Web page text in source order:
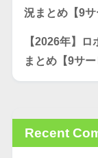
況まとめ【9サ
【2026年】
まとめ【9サー
Recent